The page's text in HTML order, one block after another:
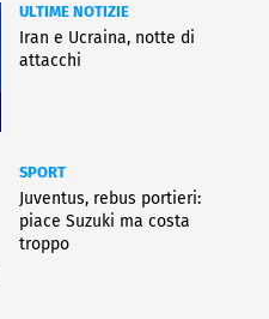
ULTIME NOTIZIE
Iran e Ucraina, notte di
attacchi
SPORT
Juventus, rebus portieri:
piace Suzuki ma costa
troppo